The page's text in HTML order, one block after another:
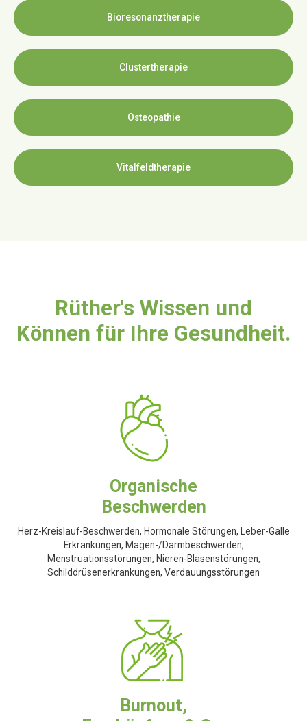
Bioresonanztherapie
Clustertherapie
Osteopathie
Vitalfeldtherapie
Rüther's Wissen und
Können für Ihre Gesundheit.
Organische
Beschwerden
Herz-Kreislauf-Beschwerden, Hormonale Störungen, Leber-Galle
Erkrankungen, Magen-/Darmbeschwerden,
Menstruationsstörungen, Nieren-Blasenstörungen,
Schilddrüsenerkrankungen, Verdauungsstörungen
Burnout,